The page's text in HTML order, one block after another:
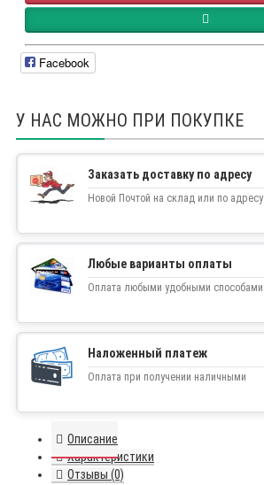
Facebook
У НАС МОЖНО ПРИ ПОКУПКЕ
Заказать доставку по адресу
Новой Почтой на склад или по адресу
Любые варианты оплаты
Оплата любыми удобными способами
Наложенный платеж
Оплата при получении наличными
Описание
Характеристики
Отзывы (0)